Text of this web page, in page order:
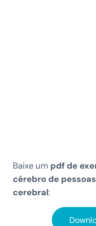
Baixe um pdf de
cérebro de
cerebral: